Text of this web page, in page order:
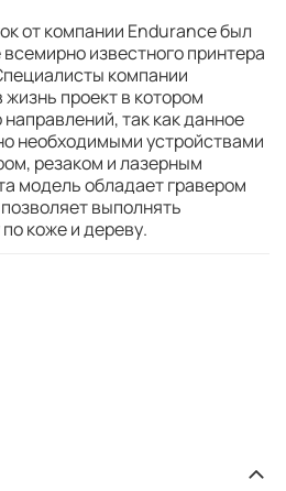
от компании Endurance был
известного принтера
компании
проект в котором
так как данное
необходимыми устройствами
резаком и лазерным
модель обладает гравером
выполнять
коже и дереву.